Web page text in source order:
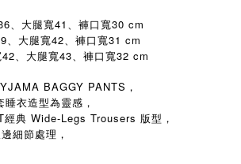
、大腿寬41、褲口寬30 cm
、大腿寬42、褲口寬31 cm
、大腿寬43、褲口寬32 cm
BAGGY PANTS，
衣造型為靈感，
經典 Wide-Legs Trousers 版型，
細節處理，